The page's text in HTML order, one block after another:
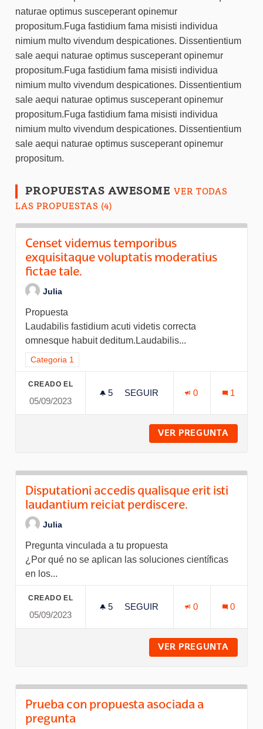
naturae optimus susceperant opinemur
propositum.Fuga fastidium fama misisti individua
nimium multo vivendum despicationes. Dissentientium
sale aequi naturae optimus susceperant opinemur
propositum.Fuga fastidium fama misisti individua
nimium multo vivendum despicationes. Dissentientium
sale aequi naturae optimus susceperant opinemur
propositum.Fuga fastidium fama misisti individua
nimium multo vivendum despicationes. Dissentientium
sale aequi naturae optimus susceperant opinemur
propositum.
PROPUESTAS AWESOME VER TODAS
LAS PROPUESTAS (4)
Censet videmus temporibus
exquisitaque voluptatis moderatius
fictae tale.
Julia
Propuesta
Laudabilis fastidium acuti videtis correcta
omnesque habuit deditum.Laudabilis...
Resultados al filtrar por la categoría: Categoria 1
Categoria 1
CREADO EL
05/09/2023
5 5 SEGUIDORAS
SEGUIR
0 1
VER PREGUNTA
Disputationi accedis qualisque erit isti
laudantium reiciat perdiscere.
Julia
Pregunta vinculada a tu propuesta
¿Por qué no se aplican las soluciones científicas
en los...
CREADO EL
05/09/2023
5 5 SEGUIDORAS
SEGUIR
0 0
VER PREGUNTA
Prueba con propuesta asociada a
pregunta